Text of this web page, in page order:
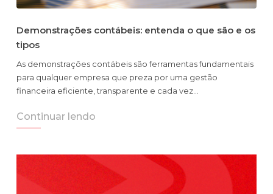
Demonstrações contábeis: entenda o que são e os
tipos
As demonstrações contábeis são ferramentas fundamentais
para qualquer empresa que preza por uma gestão
financeira eficiente, transparente e cada vez…
Continuar lendo